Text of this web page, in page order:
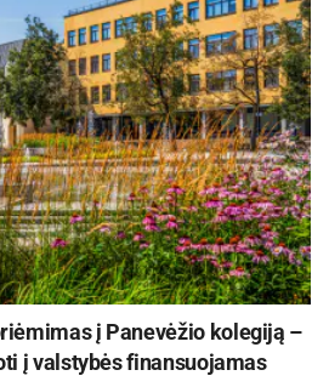
bendruomenės gyvenimą
kuriose dominuoja
(Čaprockių), Grigulevičių,
nuotraukos, daugiausia
Stasio Petrausko Bitlo
krucifiksą;į Panevėžio kolegiją –
į valstybės finansuojamas